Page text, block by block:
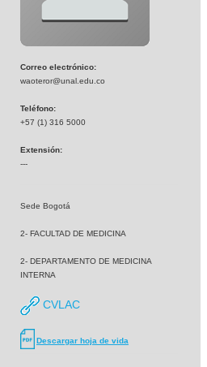
Correo electrónico:
waoteror@unal.edu.co
Teléfono:
+57 (1) 316 5000
Extensión:
---
Sede Bogotá
2- FACULTAD DE MEDICINA
2- DEPARTAMENTO DE MEDICINA
INTERNA
CVLAC
Descargar hoja de vida